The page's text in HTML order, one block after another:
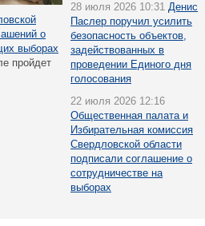
о
выборах
пройдет
28 июля 2026 10:31 Денис
Паслер поручил усилить
безопасность объектов,
задействованных в
проведении Единого дня
голосования
22 июля 2026 12:16
Общественная палата и
Избирательная комиссия
Свердловской области
подписали соглашение о
сотрудничестве на
выборах